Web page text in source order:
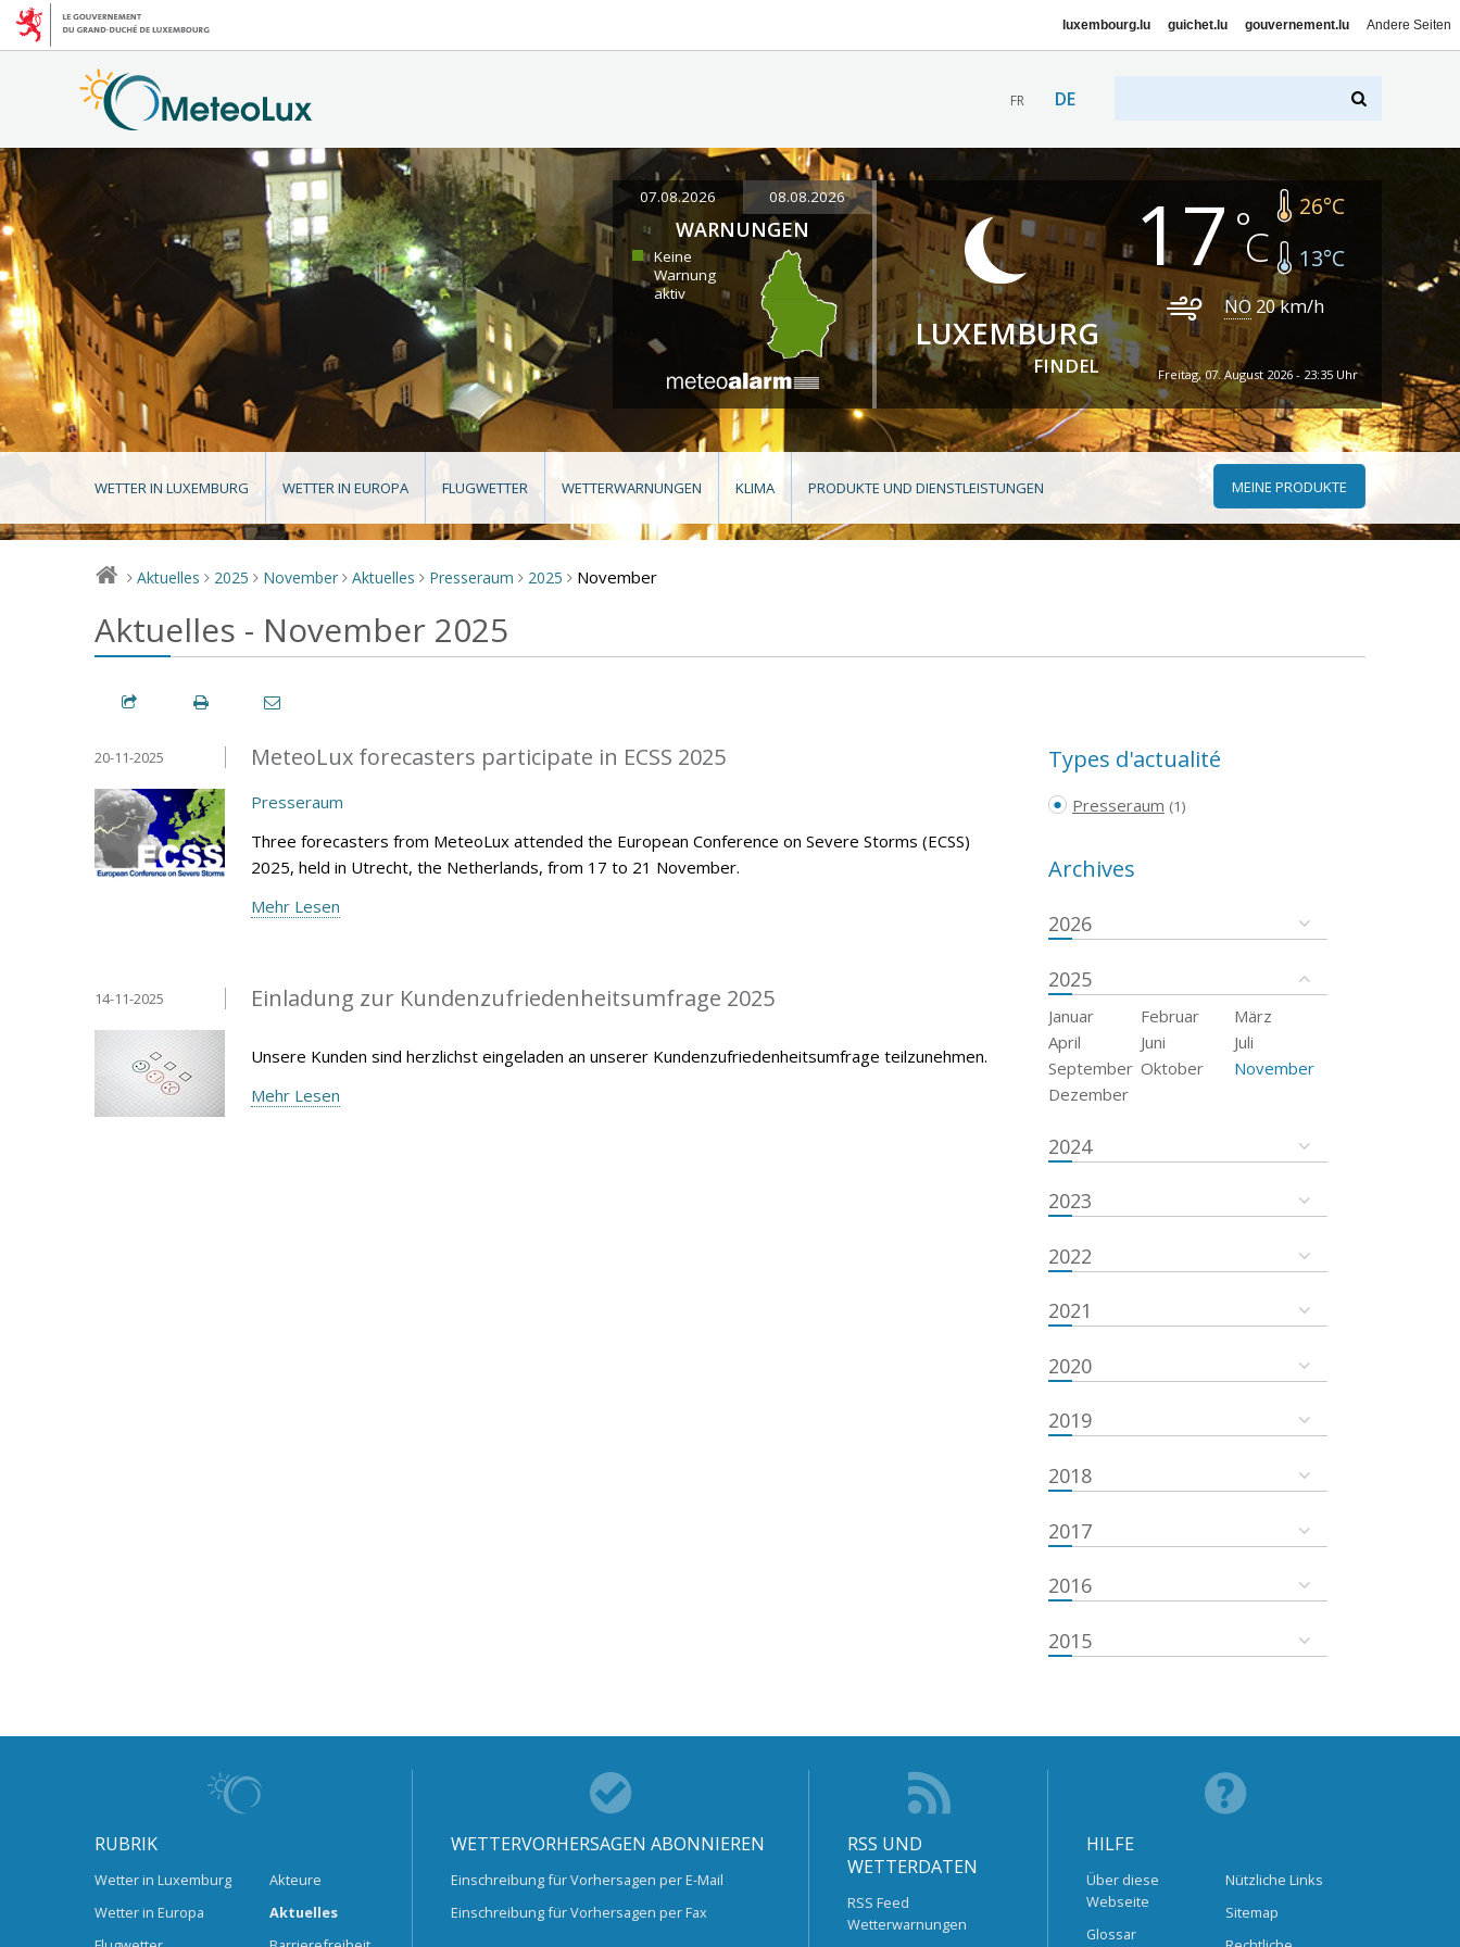
luxembourg.lu guichet.lu gouvernement.lu Andere Seiten
FR DE
07.08.2026 08.08.2026
WARNUNGEN
Keine
Warnung
aktiv
LUXEMBURG
FINDEL
17 26°C
13°C
NO 20km/h
Freitag, 07. August 2026 - 23:35 Uhr
WETTER IN LUXEMBURG WETTER IN EUROPA FLUGWETTER WETTERWARNUNGEN KLIMA PRODUKTE UND DIENSTLEISTUNGEN MEINE PRODUKTE
> Aktuelles > 2025 > November > Aktuelles > Presseraum > 2025 > November
Aktuelles - November 2025
MeteoLux forecasters participate in ECSS 2025
20-11-2025
Presseraum
Three forecasters from MeteoLux attended the European Conference on Severe Storms (ECSS)
2025, held in Utrecht, the Netherlands, from 17 to 21 November.
Mehr Lesen
Einladung zur Kundenzufriedenheitsumfrage 2025
14-11-2025
Unsere Kunden sind herzlichst eingeladen an unserer Kundenzufriedenheitsumfrage teilzunehmen.
Mehr Lesen
Types d'actualité
Presseraum (1)
Archives
2026
2025
Januar Februar
März
April
Juni
Juli
September Oktober
November
Dezember
2024
2023
2022
2021
2020
2019
2018
2017
2016
2015
RUBRIK
Wetter in Luxemburg
Wetter in Europa
Akteure
Aktuelles
WETTERVORHERSAGEN ABONNIEREN
Einschreibung für Vorhersagen per E-Mail
Einschreibung für Vorhersagen per Fax
RSS UND
WETTERDATEN
RSS Feed
Wetterwarnungen
HILFE
Über diese
Webseite
Glossar
Nützliche Links
Sitemap